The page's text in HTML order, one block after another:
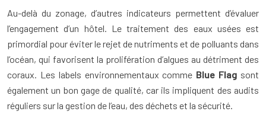
Au-delà du zonage, d’autres indicateurs permettent d’évaluer
l’engagement d’un hôtel. Le traitement des eaux usées est
primordial pour éviter le rejet de nutriments et de polluants dans
l’océan, qui favorisent la prolifération d’algues au détriment des
coraux. Les labels environnementaux comme Blue Flag sont
également un bon gage de qualité, car ils impliquent des audits
réguliers sur la gestion de l’eau, des déchets et la sécurité.